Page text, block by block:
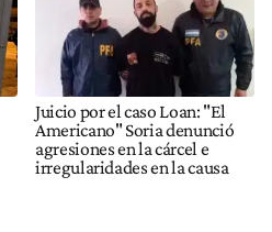
Juicio por el caso Loan: "El
Americano" Soria denunció
agresiones en la cárcel e
irregularidades en la causa